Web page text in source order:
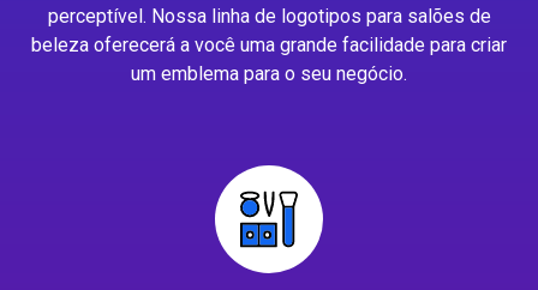
perceptível. Nossa linha de logotipos para salões de
beleza oferecerá a você uma grande facilidade para criar
um emblema para o seu negócio.